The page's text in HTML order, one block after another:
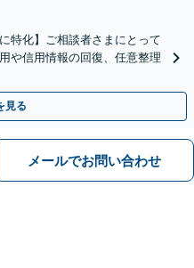
特化】ご相談者さまにとって
や信用情報の回復、任意整理
見る
メールでお問い合わせ